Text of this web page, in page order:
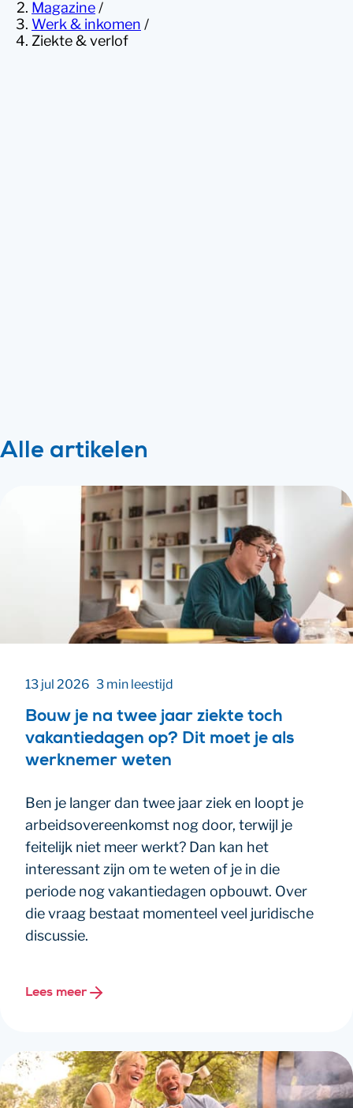
Magazine /
Werk & inkomen /
Ziekte & verlof
Alle artikelen
13 jul 2026 3 min leestijd
Bouw je na twee jaar ziekte toch
vakantiedagen op? Dit moet je als
werknemer weten
Ben je langer dan twee jaar ziek en loopt je
arbeidsovereenkomst nog door, terwijl je
feitelijk niet meer werkt? Dan kan het
interessant zijn om te weten of je in die
periode nog vakantiedagen opbouwt. Over
die vraag bestaat momenteel veel juridische
discussie.
Lees meer